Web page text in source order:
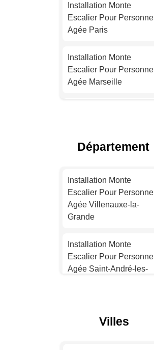
Installation Monte
Escalier Pour Personne
Agée Paris
Installation Monte
Escalier Pour Personne
Agée Marseille
Agée Toulouse
Installation Monte
Installation Monte
Installation Monte
Département
Installation Monte
Escalier Pour Personne
Agée Villenauxe-la-
Grande
Installation Monte
Escalier Pour Personne
Agée Saint-André-les-
Escalier Pour Personne
Villes